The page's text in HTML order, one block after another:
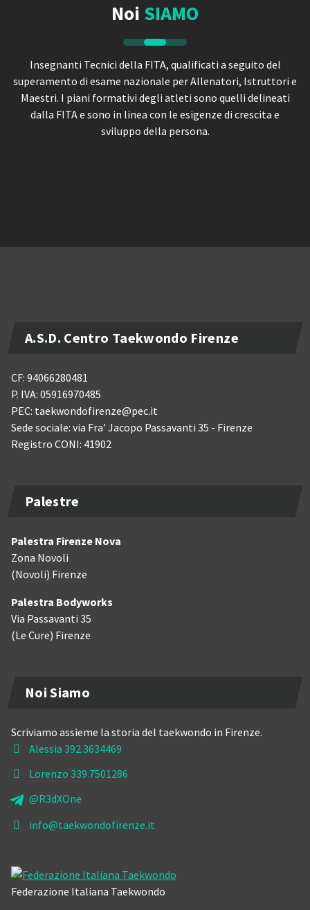
Noi SIAMO
Insegnanti Tecnici della FITA, qualificati a seguito del
superamento di esame nazionale per Allenatori, Istruttori e
Maestri. I piani formativi degli atleti sono quelli delineati
dalla FITA e sono in linea con le esigenze di crescita e
sviluppo della persona.
A.S.D. Centro Taekwondo Firenze
CF: 94066280481
P. IVA: 05916970485
PEC: taekwondofirenze@pec.it
Sede sociale: via Fra’ Jacopo Passavanti 35 - Firenze
Registro CONI: 41902
Palestre
Palestra Firenze Nova
Zona Novoli
(Novoli) Firenze
Palestra Bodyworks
Via Passavanti 35
(Le Cure) Firenze
Noi Siamo
Scriviamo assieme la storia del taekwondo in Firenze.
Alessia 392.3634469
Lorenzo 339.7501286
@R3dXOne
info@taekwondofirenze.it
Federazione Italiana Taekwondo